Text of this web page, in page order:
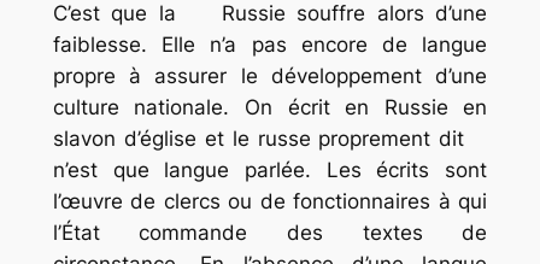
C’est que la Russie souffre alors d’une
faiblesse. Elle n’a pas encore de langue
propre à assurer le développement d’une
culture nationale. On écrit en Russie en
slavon d’église et le russe proprement dit
n’est que langue parlée. Les écrits sont
l’œuvre de clercs ou de fonctionnaires à qui
l’État commande des textes de